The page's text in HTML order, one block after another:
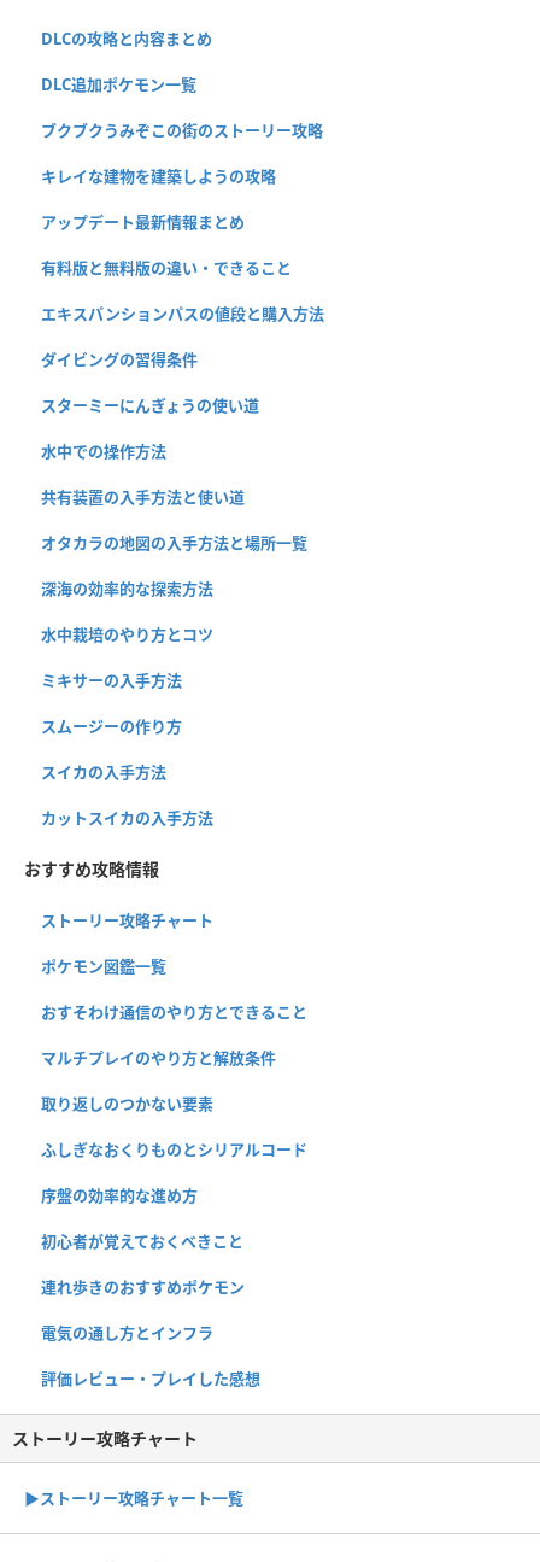
DLCの攻略と内容まとめ
DLC追加ポケモン一覧
ブクブクうみぞこの街のストーリー攻略
キレイな建物を建築しようの攻略
アップデート最新情報まとめ
有料版と無料版の違い・できること
エキスパンションパスの値段と購入方法
ダイビングの習得条件
スターミーにんぎょうの使い道
水中での操作方法
共有装置の入手方法と使い道
オタカラの地図の入手方法と場所一覧
深海の効率的な探索方法
水中栽培のやり方とコツ
ミキサーの入手方法
スムージーの作り方
スイカの入手方法
カットスイカの入手方法
おすすめ攻略情報
ストーリー攻略チャート
ポケモン図鑑一覧
おすそわけ通信のやり方とできること
マルチプレイのやり方と解放条件
取り返しのつかない要素
ふしぎなおくりものとシリアルコード
序盤の効率的な進め方
初心者が覚えておくべきこと
連れ歩きのおすすめポケモン
電気の通し方とインフラ
評価レビュー・プレイした感想
ストーリー攻略チャート
▶ストーリー攻略チャート一覧